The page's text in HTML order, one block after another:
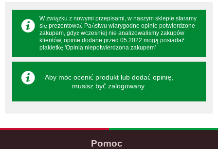
W związku z nowymi przepisami, w naszym sklepie staramy
się prezentować Państwu wiarygodne opinie potwierdzone
zakupem, gdyż wcześniej nie analizowaliśmy zakupów
klientów, opinie dodane przed 05.2022 mogą posiadać
plakietkę 'Opinia niepotwierdzona zakupem'
Aby móc ocenić produkt lub dodać opinię,
musisz być zalogowany.
Pomoc